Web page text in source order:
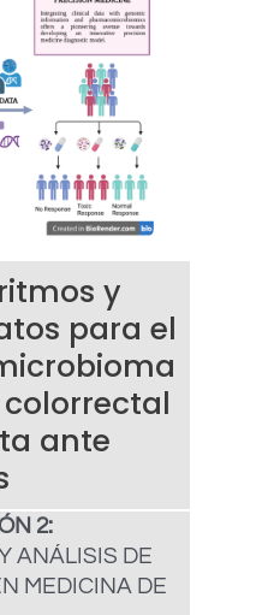
y
para el
ante
2:
ANÁLISIS DE
MEDICINA DE